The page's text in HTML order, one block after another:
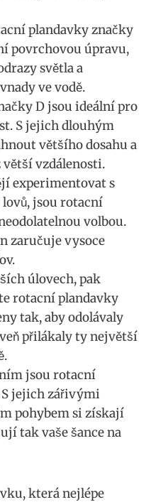
plandavky značky
povrchovou ‌úpravu,
​světla a
ve vodě.
​D jsou ideální ‌pro
S jejich dlouhým
většího dosahu a
vzdálenosti.
experimentovat s⁢
jsou‍ rotacní
volbou.⁢
zaručuje vysoce
úlovech, pak
rotacní plandavky
‌tak, aby‍ odolávaly
přilákaly‌ ty největší
‍jsou rotacní
jejich zářivými
pohybem si získají
​tak vaše šance na
která ⁣nejlépe